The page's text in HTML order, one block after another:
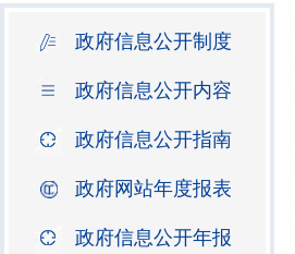
政府信息公开制度
政府信息公开内容
政府信息公开指南
政府网站年度报表
政府信息公开年报